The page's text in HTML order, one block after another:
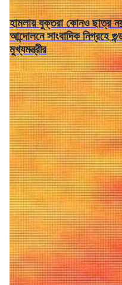
হামলায় যুক্তরা কোনও ছাত্র
আন্দোলনে সাংবাদিক নিগ্রহে গুন্ডাদমন আইনে ব্যবস্থার হুঁশিয়ারি
মুখ্যমন্ত্রীর